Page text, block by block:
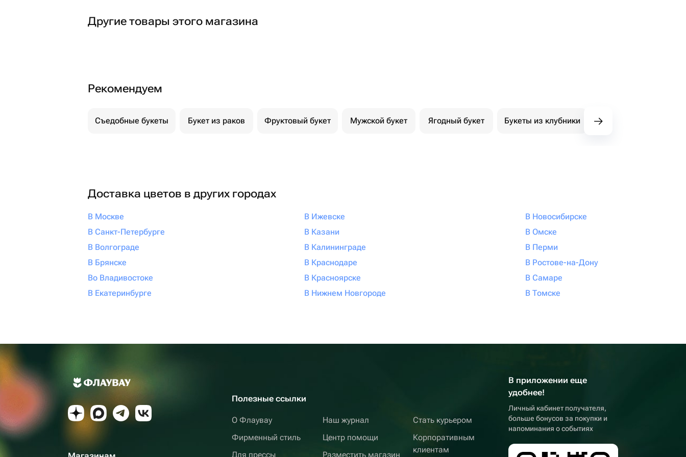
Другие товары этого магазина
Рекомендуем
Съедобные букеты Букет из раков Фруктовый букет Мужской букет Ягодный букет Букеты из клубники Букет из конфет
Доставка цветов в других городах
В Москве
В Санкт-Петербурге
В Волгограде
В Брянске
Во Владивостоке
В Екатеринбурге
В Ижевске
В Казани
В Калининграде
В Краснодаре
В Красноярске
В Нижнем Новгороде
В Новосибирске
В Омске
В Перми
В Ростове-на-Дону
В Самаре
В Томске
Полезные ссылки
О Флаувау
Фирменный стиль
Для прессы
Наш журнал
Центр помощи
Разместить магазин
Стать курьером
Корпоративным
клиентам
В приложении еще
удобнее!
Личный кабинет получателя,
больше бонусов за покупки и
напоминания о событиях